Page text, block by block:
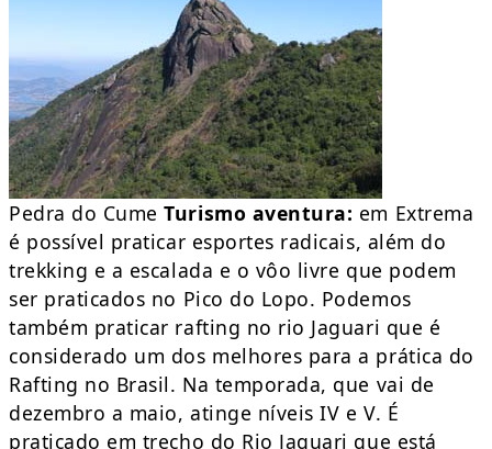
Pedra do CumeTurismo aventura: em Extrema
é possível praticar esportes radicais, além do
trekking e a escalada e o vôo livre que podem
ser praticados no Pico do Lopo. Podemos
também praticar rafting no rio Jaguari que é
considerado um dos melhores para a prática do
Rafting no Brasil. Na temporada, que vai de
dezembro a maio, atinge níveis IV e V. É
praticado em trecho do Rio Jaguari que está